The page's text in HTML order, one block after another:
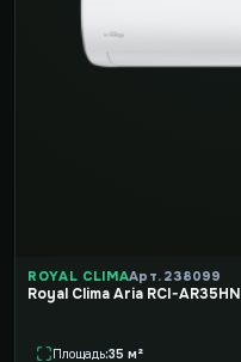
ROYAL CLIMAАрт. 238099
Royal Clima Aria RCI-AR35HN
Площадь 35 м²